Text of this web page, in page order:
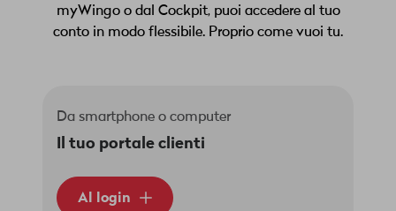
myWingo o dal Cockpit, puoi accedere al tuo
conto in modo flessibile. Proprio come vuoi tu.
Da smartphone o computer
Il tuo portale clienti
Al login